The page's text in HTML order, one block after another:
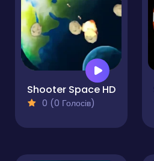
Shooter Space HD
0 (0 Голосів)